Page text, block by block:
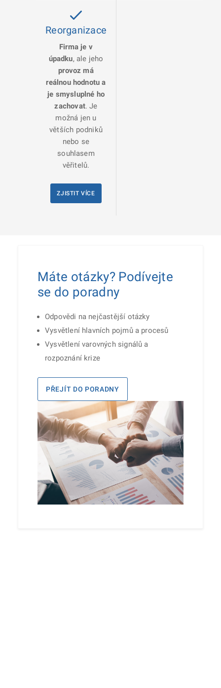
Reorganizace
Firma je v
úpadku, ale jeho
provoz má
reálnou hodnotu a
je smysluplné ho
zachovat. Je
možná jen u
větších podniků
nebo se
souhlasem
věřitelů.
ZJISTIT VÍCE
Máte otázky? Podívejte
se do poradny
Odpovědi na nejčastější otázky
Vysvětlení hlavních pojmů a procesů
Vysvětlení varovných signálů a
rozpoznání krize
PŘEJÍT DO PORADNY